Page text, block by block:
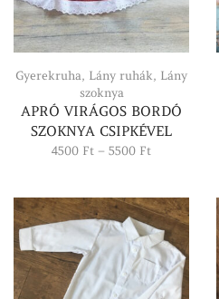
Gyerekruha, Lány ruhák, Lány
szoknya
APRÓ VIRÁGOS BORDÓ
SZOKNYA CSIPKÉVEL
4500 Ft – 5500 FtÁrtartomány:
5500 Ft